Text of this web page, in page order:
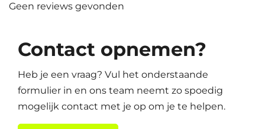
Geen reviews gevonden
Contact opnemen?
Heb je een vraag? Vul het onderstaande
formulier in en ons team neemt zo spoedig
mogelijk contact met je op om je te helpen.